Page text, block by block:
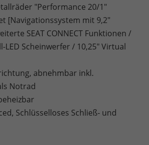
"Performance 20/1"
[Navigationssystem mit 9,2"
SEAT CONNECT Funktionen /
LED Scheinwerfer / 10,25" Virtual
abnehmbar inkl.
Notrad
Schlüsselloses Schließ- und